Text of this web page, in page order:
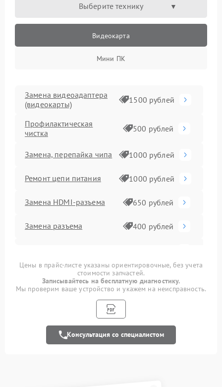
Выберите технику
Видеокарта
Мини ПК
Замена видеоадаптера
(видеокарты)
1500 рублей
Профилактическая
чистка
500 рублей
Замена, перепайка чипа 1000 рублей
Ремонт цепи питания 1000 рублей
Замена HDMI-разъема 650 рублей
Замена разъема 400 рублей
Замена медных трубок 800 рублей
Замена чипов памяти
Обновление/
500 рублей
Цены в прайс-листе указаны ориентировочные, без учета
стоимости запчастей.
Записывайтесь на бесплатную диагностику.
Мы проверим ваше устройство и укажем на неисправность.
Консультация со специалистом